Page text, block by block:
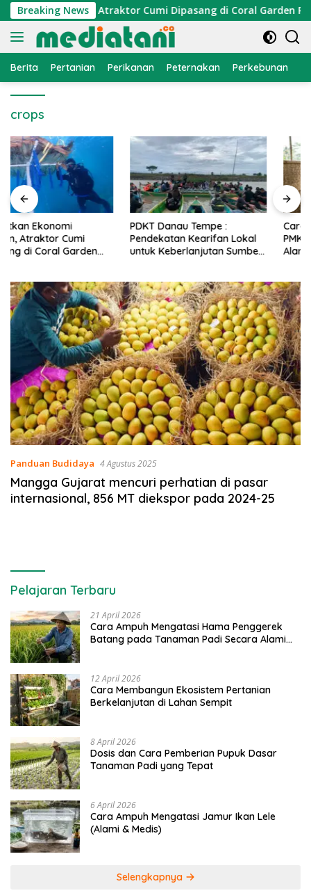
Langsung
ke
konten
Breaking News
Nelayan, Atraktor Cumi Dipasang di Coral Garden
Berita Pertanian Perikanan Peternakan Perkebunan
crops
PDKT Danau Tempe :
Pendekatan Kearifan Lokal
untuk Keberlanjutan Sumber
Cara Mengatasi Penyakit
PMK pada Sapi Perah Secara
Alami dan Medis
Panduan Budidaya 4 Agustus 2025
Mangga Gujarat mencuri perhatian di pasar
internasional, 856 MT diekspor pada 2024-25
Pelajaran Terbaru
21 April 2026
Cara Ampuh Mengatasi Hama Penggerek
Batang pada Tanaman Padi Secara Alami
12 April 2026
Cara Membangun Ekosistem Pertanian
Berkelanjutan di Lahan Sempit
8 April 2026
Dosis dan Cara Pemberian Pupuk Dasar
Tanaman Padi yang Tepat
6 April 2026
Cara Ampuh Mengatasi Jamur Ikan Lele
(Alami & Medis)
Selengkapnya